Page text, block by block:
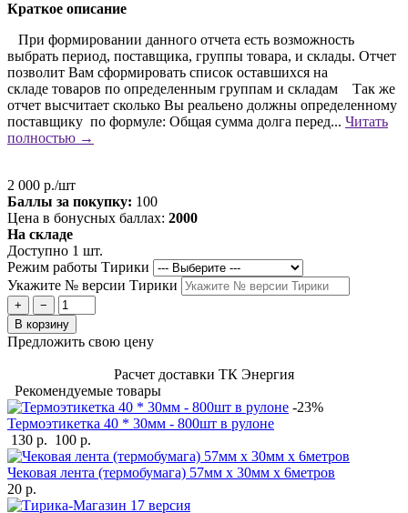
Краткое описание
При формировании данного отчета есть возможность
выбрать период, поставщика, группы товара, и склады. Отчет
позволит Вам сформировать список оставшихся на
складе товаров по определенным группам и складам Так же
отчет высчитает сколько Вы реальено должны определенному
поставщику по формуле: Общая сумма долга перед... Читать
полностью →
2 000 р./шт
Баллы за покупку: 100
Цена в бонусных баллах: 2000
На складе
Доступно 1 шт.
Режим работы Тирики
Укажите № версии Тирики
+
−
В корзину
Предложить свою цену
Расчет доставки ТК Энергия
Рекомендуемые товары
-23%
Термоэтикетка 40 * 30мм - 800шт в рулоне
130 р. 100 р.
Чековая лента (термобумага) 57мм x 30мм х 6метров
20 р.